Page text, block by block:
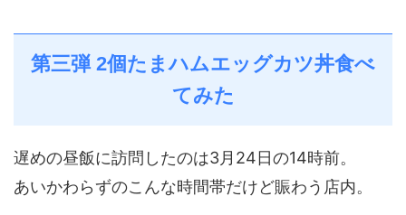
第三弾 2個たまハムエッグカツ丼食べ
てみた
遅めの昼飯に訪問したのは3月24日の14時前。
あいかわらずのこんな時間帯だけど賑わう店内。